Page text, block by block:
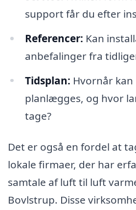
support får du efter
Referencer: Kan
anbefalinger fra
Tidsplan: Hvornår
planlægges, og hvor
tage?
Det er også en fordel at
lokale firmaer, der har
samtale af luft til luft
Bovlstrup. Disse